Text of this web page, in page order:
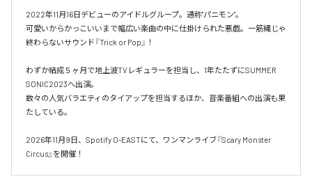
2022年11月16日デビューのアイドルグループ。通称"パニモン"。
可愛いからかっこいいまで幅広い楽曲の中に仕掛けられた悪戯。一筋縄じゃ
終わらないサウンド『Trick or Pop』！
わずか結成５ヶ月で地上波TVレギュラーを担当し、1年たたずにSUMMER
SONIC2023へ出演。
数々の人気バラエティのタイアップを担当するほか、音楽番組への出演も果
たしている。
2026年11月9日、Spotify O-EASTにて、ワンマンライブ『Scary Monster
Circus』を開催！